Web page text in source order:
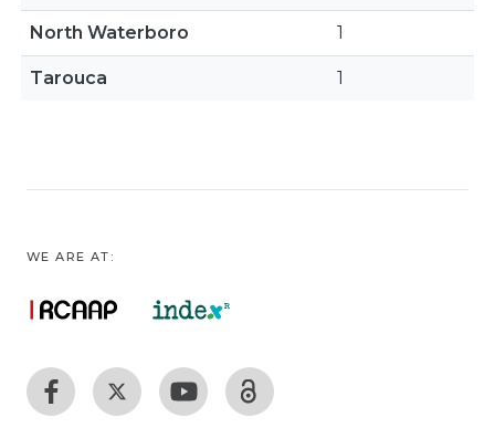
North Waterboro 1
Tarouca 1
WE ARE AT: